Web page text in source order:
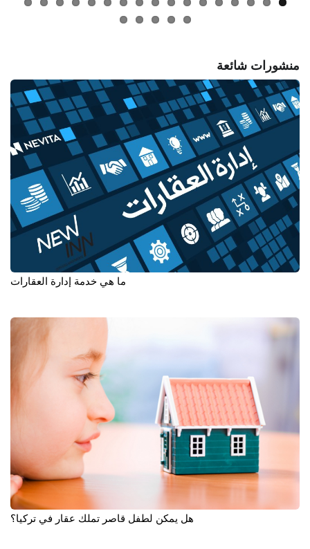
منشورات شائعة
ما هي خدمة إدارة العقارات
هل يمكن لطفل قاصر تملك عقار في تركيا؟